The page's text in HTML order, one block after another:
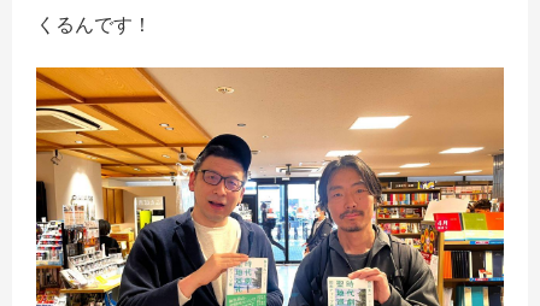
くるんです！